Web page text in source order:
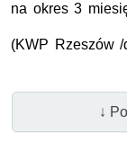
na okres 3
(KWP Rzeszów /
↓